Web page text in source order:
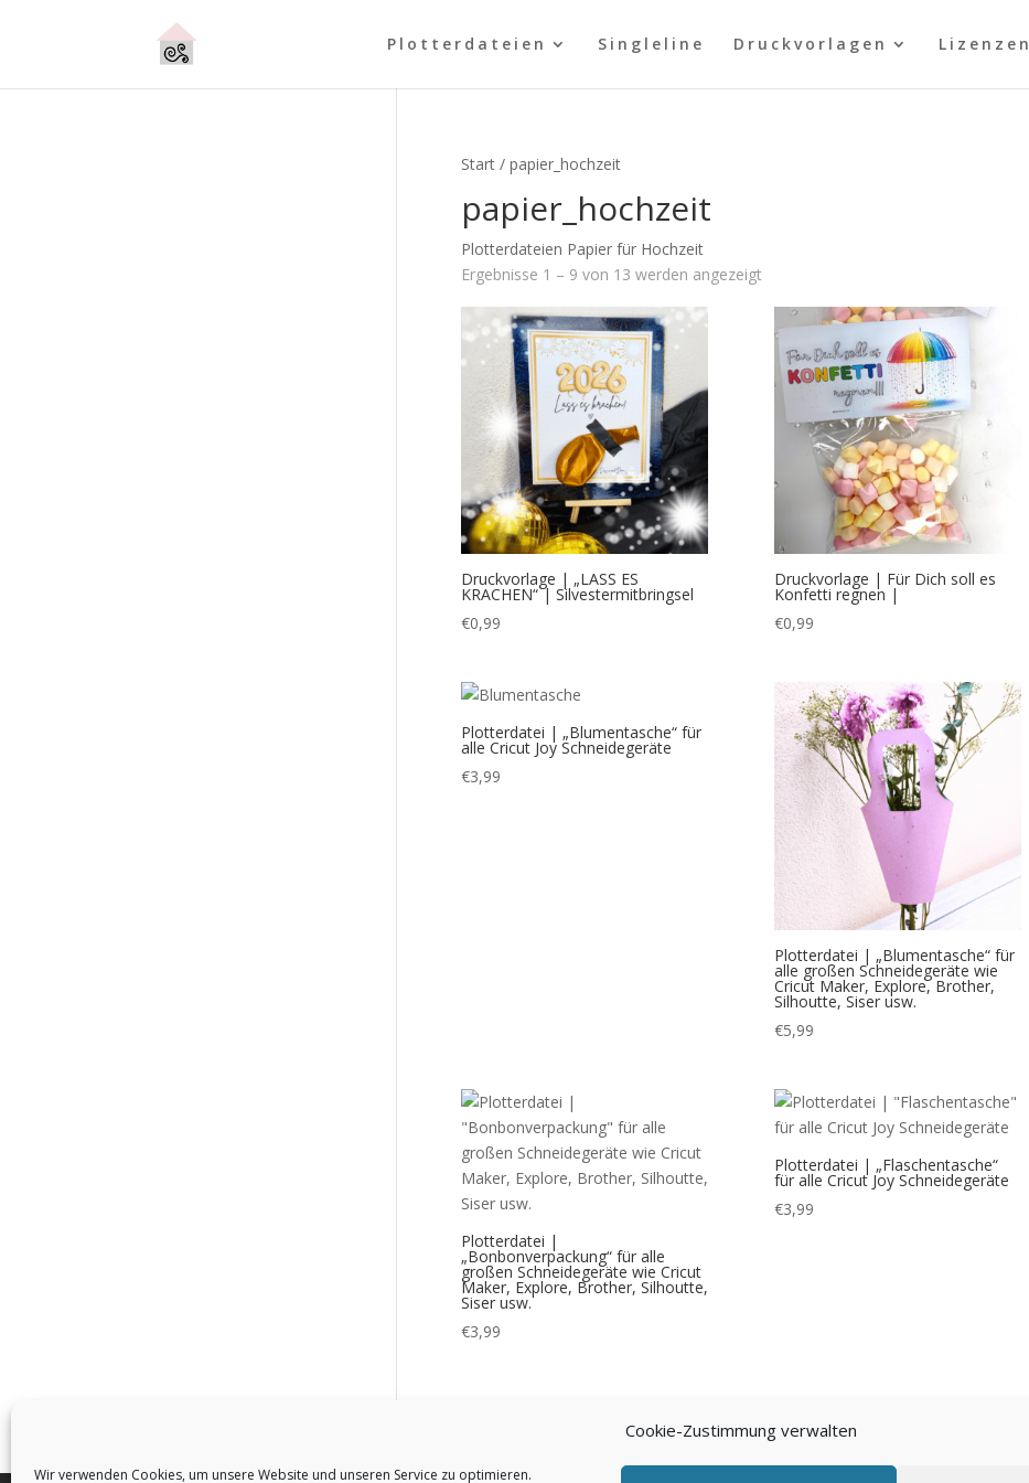
Cookie-Zustimmung verwalten
Wir verwenden Cookies, um unsere Website und unseren Service zu optimieren.
Plotterdateien Singleline Druckvorlagen Lizenzen
Start/ papier_hochzeit
papier_hochzeit
Plotterdateien Papier für Hochzeit
Ergebnisse 1 – 9 von 13 werden angezeigt
Druckvorlage | „LASS ES
KRACHEN“ | Silvestermitbringsel
€0,99
Druckvorlage | Für Dich soll es
Konfetti regnen |
€0,99
Plotterdatei | „Blumentasche“ für
alle Cricut Joy Schneidegeräte
€3,99
Plotterdatei | „Blumentasche“ für
alle großen Schneidegeräte wie
Cricut Maker, Explore, Brother,
Silhoutte, Siser usw.
€5,99
Plotterdatei |
„Bonbonverpackung“ für alle
großen Schneidegeräte wie Cricut
Maker, Explore, Brother, Silhoutte,
Siser usw.
€3,99
Plotterdatei | „Flaschentasche“
für alle Cricut Joy Schneidegeräte
€3,99